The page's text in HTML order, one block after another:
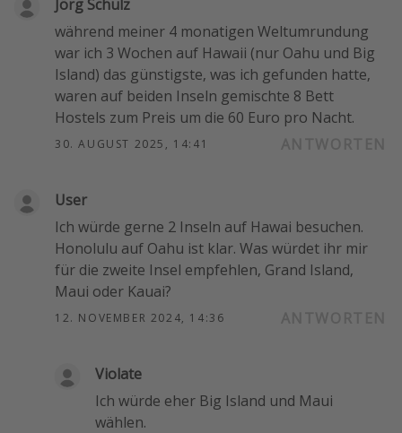
Jörg Schulz
während meiner 4 monatigen Weltumrundung
war ich 3 Wochen auf Hawaii (nur Oahu und Big
Island) das günstigste, was ich gefunden hatte,
waren auf beiden Inseln gemischte 8 Bett
Hostels zum Preis um die 60 Euro pro Nacht.
30. AUGUST 2025, 14:41
User
Ich würde gerne 2 Inseln auf Hawai besuchen.
Honolulu auf Oahu ist klar. Was würdet ihr mir
für die zweite Insel empfehlen, Grand Island,
Maui oder Kauai?
12. NOVEMBER 2024, 14:36
Violate
Ich würde eher Big Island und Maui
wählen.